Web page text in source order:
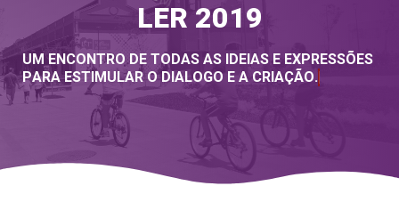
LER 2019
UM ENCONTRO DE TODAS AS IDEIAS E EXPRESSÕES
PARA ESTIMULAR O DIALOGO E A CRIAÇÃO.